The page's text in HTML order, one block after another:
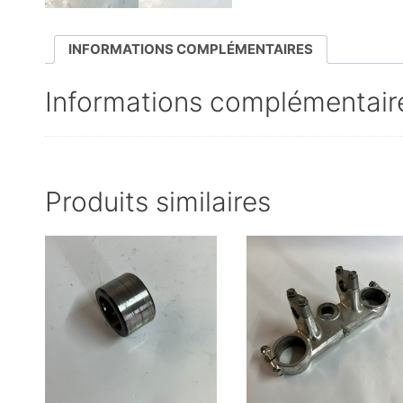
INFORMATIONS COMPLÉMENTAIRES
Informations
Produits similaires